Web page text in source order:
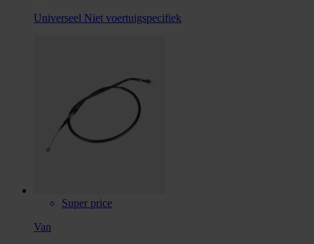
Universeel Niet voertuigspecifiek
Super price
Van